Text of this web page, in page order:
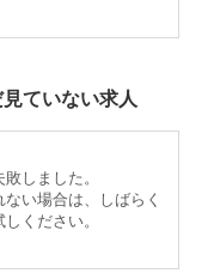
ていない求人
しました。
い場合は、しばらく
ください。